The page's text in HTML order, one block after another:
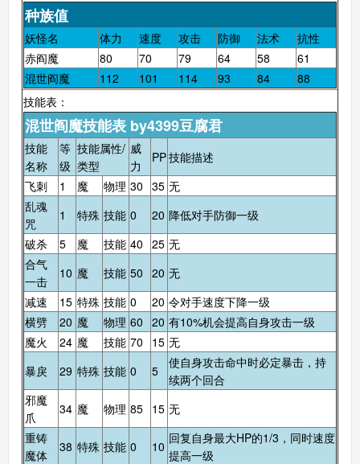
卡布西游手机版 搜 手
种族值
妖怪名 体力 速度 攻击 防御 法术
抗性
赤阎魔
80 70 79 64 58
61
混世阎魔
112 101 114 93 84
88
技能表：
混世阎魔技能表 by4399豆腐君
技能
名称
等
级
技能属性/
类型
威
力
PP技能描述
飞刺
1 魔 物理 30 35 无
乱魂
咒
1 特殊 技能 0 20 降低对手防御一级
破杀
5 魔 技能 40 25 无
合气
一击
10 魔 技能 50 20 无
减速
15 特殊 技能 0 20 令对手速度下降一级
横劈
20 魔 物理 60 20 有10%机会提高自身攻击一级
魔火
24 魔 技能 70 15 无
暴戾
29 特殊 技能 0 5
使自身攻击命中时必定暴击，持
续两个回合
邪魔
爪
34 魔 物理 85 15 无
重铸
魔体
38 特殊 技能 0 10
回复自身最大HP的1/3，同时速度
提高一级